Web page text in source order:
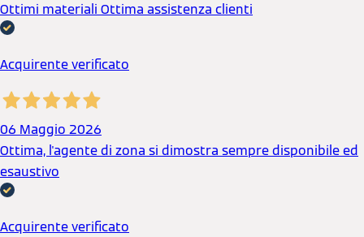
Ottimi materiali Ottima assistenza clienti
Acquirente verificato
06 Maggio 2026
Ottima, l'agente di zona si dimostra sempre disponibile ed
esaustivo
Acquirente verificato